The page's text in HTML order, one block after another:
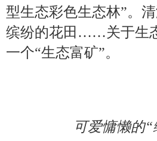
型生态彩色生态林”。
缤纷的花田……关于生
一个“生态富矿”。
可爱慵懒的